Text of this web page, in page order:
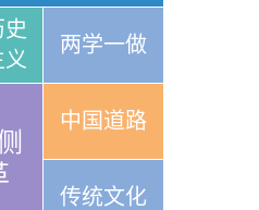
两学一做
中国道路
传统文化